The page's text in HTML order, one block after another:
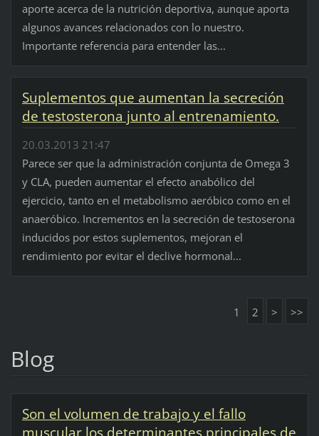
aporte acerca de la nutrición deportiva, aunque aporta
algunos avances relacionados con lo nuestro.
Importante referencia para entender las...
Suplementos que aumentan la secreción
de testosterona junto al entrenamiento.
20.03.2013 21:47
Parece ser que la administración conjunta de Omega 3
y CLA, pueden aumentar el efecto anabólico del
ejercicio, tanto en el metabolismo aeróbico como en el
anaeróbico. Incrementos en la secreción de testoserona
inducidos por estos suplementos, mejoran el
rendimiento por evitar el declive hormonal...
1 2 > >>
Blog
Son el volumen de trabajo y el fallo